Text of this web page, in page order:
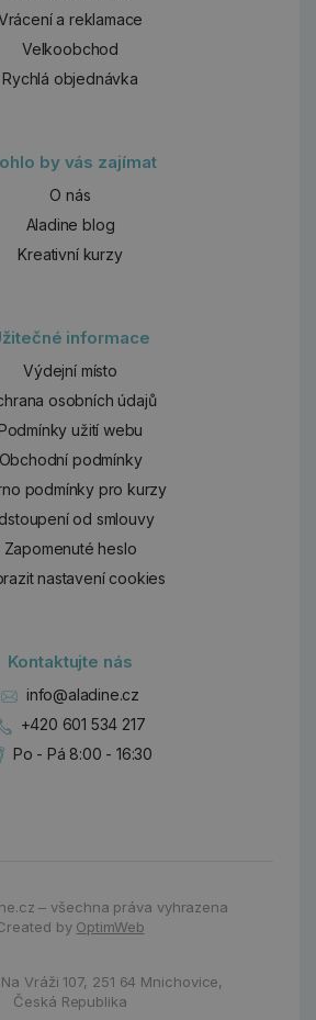
a reklamace
Velkoobchod
Rychlá objednávka
by vás zajímat
O nás
Aladine blog
Kreativní kurzy
informace
Výdejní místo
osobních údajů
užití webu
Obchodní podmínky
podmínky pro kurzy
od smlouvy
Zapomenuté heslo
nastavení cookies
Kontaktujte nás
info@aladine.cz
+420 601 534 217
Po - Pá 8:00 - 16:30
– všechna práva vyhrazena
by OptimWeb
Na Vráži 107, 251 64 Mnichovice,
Česká Republika
si vybrat